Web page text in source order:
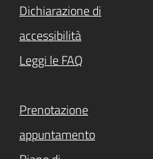
Dichiarazione di
accessibilità
Leggi le FAQ
Prenotazione
appuntamento